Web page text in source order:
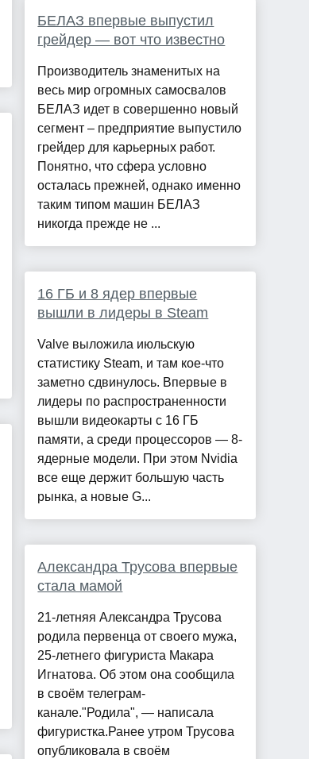
БЕЛАЗ впервые выпустил
грейдер — вот что известно
Производитель знаменитых на
весь мир огромных самосвалов
БЕЛАЗ идет в совершенно новый
сегмент – предприятие выпустило
грейдер для карьерных работ.
Понятно, что сфера условно
осталась прежней, однако именно
таким типом машин БЕЛАЗ
никогда прежде не ...
16 ГБ и 8 ядер впервые
вышли в лидеры в Steam
Valve выложила июльскую
статистику Steam, и там кое-что
заметно сдвинулось. Впервые в
лидеры по распространенности
вышли видеокарты с 16 ГБ
памяти, а среди процессоров — 8-
ядерные модели. При этом Nvidia
все еще держит большую часть
рынка, а новые G...
Александра Трусова впервые
стала мамой
21-летняя Александра Трусова
родила первенца от своего мужа,
25-летнего фигуриста Макара
Игнатова. Об этом она сообщила
в своём телеграм-
канале."Родила", — написала
фигуристка.Ранее утром Трусова
опубликовала в своём